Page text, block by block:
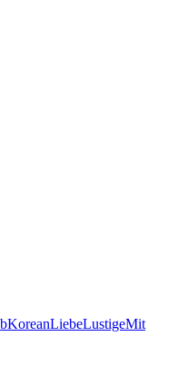
KoreanLiebeLustigeMit